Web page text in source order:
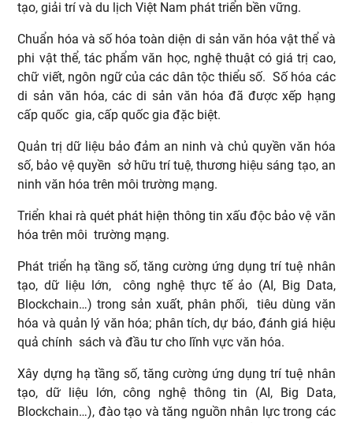
tạo, giải trí và du lịch Việt Nam phát triển bền vững.
Chuẩn hóa và số hóa toàn diện di sản văn hóa vật thể và
phi vật thể, tác phẩm văn học, nghệ thuật có giá trị cao,
chữ viết, ngôn ngữ của các dân tộc thiểu số. Số hóa các
di sản văn hóa, các di sản văn hóa đã được xếp hạng
cấp quốc gia, cấp quốc gia đặc biệt.
Quản trị dữ liệu bảo đảm an ninh và chủ quyền văn hóa
số, bảo vệ quyền sở hữu trí tuệ, thương hiệu sáng tạo, an
ninh văn hóa trên môi trường mạng.
Triển khai rà quét phát hiện thông tin xấu độc bảo vệ văn
hóa trên môi trường mạng.
Phát triển hạ tầng số, tăng cường ứng dụng trí tuệ nhân
tạo, dữ liệu lớn, công nghệ thực tế ảo (AI, Big Data,
Blockchain…) trong sản xuất, phân phối, tiêu dùng văn
hóa và quản lý văn hóa; phân tích, dự báo, đánh giá hiệu
quả chính sách và đầu tư cho lĩnh vực văn hóa.
Xây dựng hạ tầng số, tăng cường ứng dụng trí tuệ nhân
tạo, dữ liệu lớn, công nghệ thông tin (AI, Big Data,
Blockchain…), đào tạo và tăng nguồn nhân lực trong các